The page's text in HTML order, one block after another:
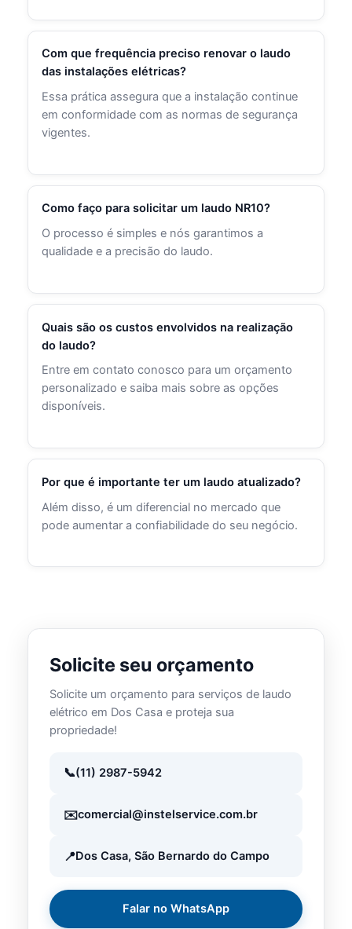
Com que frequência preciso renovar o laudo
das instalações elétricas?
Essa prática assegura que a instalação continue
em conformidade com as normas de segurança
vigentes.
Como faço para solicitar um laudo NR10?
O processo é simples e nós garantimos a
qualidade e a precisão do laudo.
Quais são os custos envolvidos na realização
do laudo?
Entre em contato conosco para um orçamento
personalizado e saiba mais sobre as opções
disponíveis.
Por que é importante ter um laudo atualizado?
Além disso, é um diferencial no mercado que
pode aumentar a confiabilidade do seu negócio.
Solicite seu orçamento
Solicite um orçamento para serviços de laudo
elétrico em Dos Casa e proteja sua
propriedade!
(11) 2987-5942
comercial@instelservice.com.br
Dos Casa, São Bernardo do Campo
Falar no WhatsApp